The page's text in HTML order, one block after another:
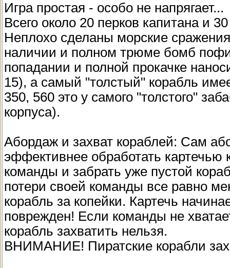
Игра простая - особо не напрягает...
Всего около 20 перков капитана и
Неплохо сделаны морские
наличии и полном трюме бомб
попадании и полной прокачке
15), а самый "толстый" корабль
350, 560 это у самого "толстого"
корпуса).
Абордаж и захват кораблей: Сам
эффективнее обработать картечью
команды и забрать уже пустой
потери своей команды все равно
корабль за копейки. Картечь
поврежден! Если команды не
корабль захватить нельзя.
ВНИМАНИЕ! Пиратские корабли